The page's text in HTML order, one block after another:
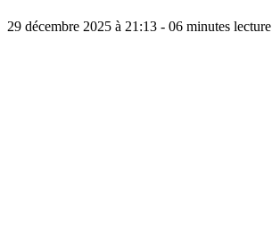
29 décembre 2025 à 21:13 - 06 minutes lecture